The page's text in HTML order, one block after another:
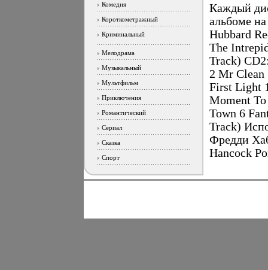
Комедия
Короткометражный
Криминальный
Мелодрама
Музыкальный
Мультфильм
Приключения
Романтический
Сериал
Сказка
Спорт
Каждый
альбоме
Hubbard
The
Track)
2 Mr Clean
First Light
Moment
Town 6
Track)
Фредди
Hancock